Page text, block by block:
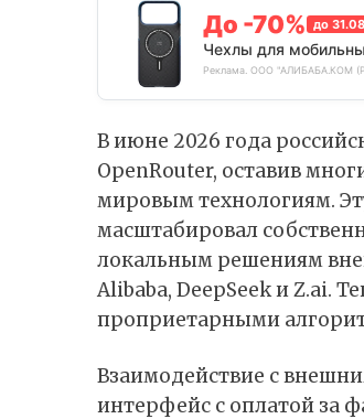
До -70% до
Чехлы для
Реклама. ООО "АЛИБАБА.КОМ
В июне 2026 года
OpenRouter, оставив
мировым технологиям.
масштабировал
локальным решениям
Alibaba, DeepSeek и Z.ai.
проприетарными
Взаимодействие с
интерфейс с оплатой за